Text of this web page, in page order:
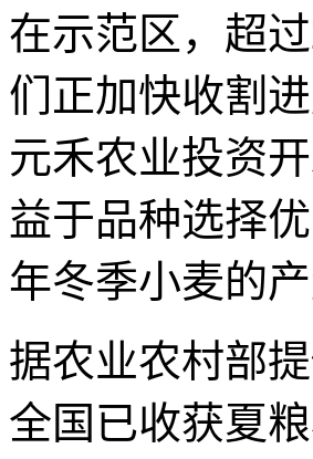
在示范区，超
们正加快收割
元禾农业投资
益于品种选择
年冬季小麦的
据农业农村部
全国已收获夏